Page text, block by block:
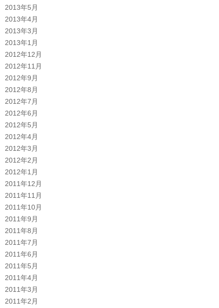
2013年5月
2013年4月
2013年3月
2013年1月
2012年12月
2012年11月
2012年9月
2012年8月
2012年7月
2012年6月
2012年5月
2012年4月
2012年3月
2012年2月
2012年1月
2011年12月
2011年11月
2011年10月
2011年9月
2011年8月
2011年7月
2011年6月
2011年5月
2011年4月
2011年3月
2011年2月